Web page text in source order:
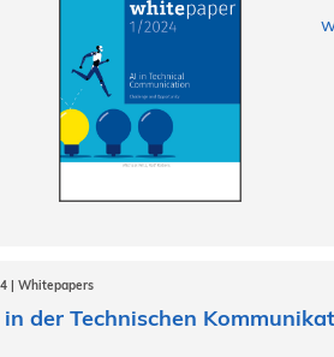
| Whitepapers
in der Technischen